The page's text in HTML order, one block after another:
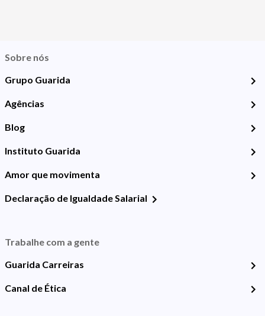
Sobre nós
Grupo Guarida
Agências
Blog
Instituto Guarida
Amor que movimenta
Declaração de Igualdade Salarial
Trabalhe com a gente
Guarida Carreiras
Canal de Ética